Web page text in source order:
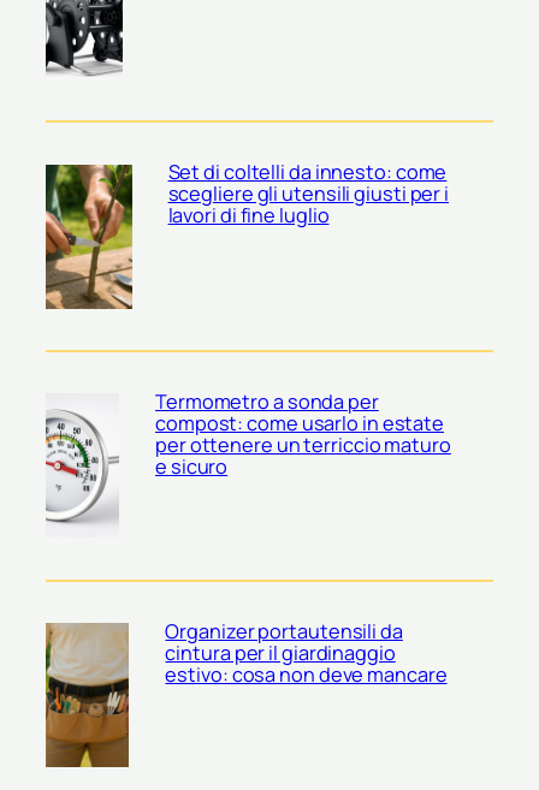
Set di coltelli da innesto: come
scegliere gli utensili giusti per i
lavori di fine luglio
Termometro a sonda per
compost: come usarlo in estate
per ottenere un terriccio maturo
e sicuro
Organizer portautensili da
cintura per il giardinaggio
estivo: cosa non deve mancare